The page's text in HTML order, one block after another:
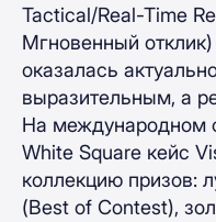
Tactical/Real-Time
Мгновенный
оказалась
выразительным, а
На международном
White Square кейс
коллекцию призов:
(Best of Contest),